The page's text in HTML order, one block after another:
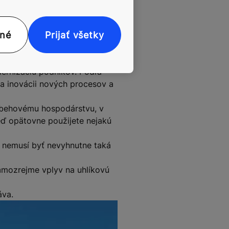
efektívny a udržateľný,"
podnikov. Podľa
inovácii nových procesov a
hospodárstvu, v
opätovne použijete nejakú
byť nevyhnutne taká
vplyv na uhlíkovú
Prijať všetky